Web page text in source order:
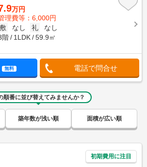
万円
理費等：6,000円
敷
なし 礼
なし
階
1LDK 59.9㎡
無料 電話で問合せ
順番に並び替えてみませんか？
築年数が浅い順 面積が広い順
初期費用に注目